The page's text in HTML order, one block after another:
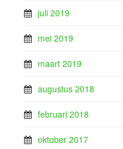
juli 2019
mei 2019
maart 2019
augustus 2018
februari 2018
oktober 2017